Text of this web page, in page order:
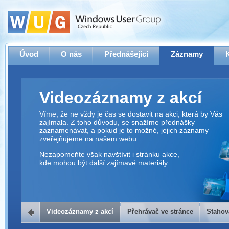
Úvod O nás Přednášející Záznamy
Videozáznamy z akcí
Víme, že ne vždy je čas se dostavit na akci, která by Vás
zajímala. Z toho důvodu, se snažíme přednášky
zaznamenávat, a pokud je to možné, jejich záznamy
zveřejňujeme na našem webu.
Nezapomeňte však navštívit i stránku akce,
kde mohou být další zajímavé materiály.
Přehrávač ve stránce
Videozáznamy z akcí Přehrávač ve stránce